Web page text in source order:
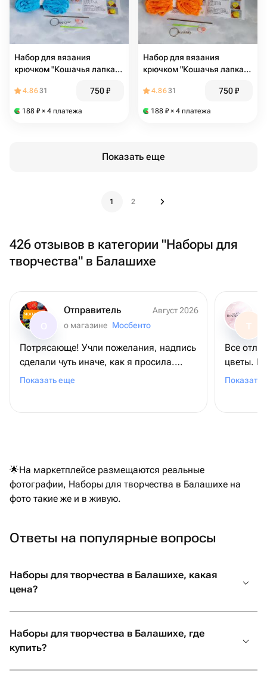
Набор для вязания
крючком "Кошачья лапка",
4.8631 750₽
188 ₽ × 4 платежа
Набор для вязания
крючком "Кошачья лапка",
4.8631 750₽
188 ₽ × 4 платежа
Показать еще
1 2
426 отзывов в категории "Наборы для
творчества" в Балашихе
Отправитель
Август 2026
о магазине Мосбенто
Потрясающе! Учли пожелания, надпись
сделали чуть иначе, как я просила.
Учитывая что заказывала ночью, а
Показать еще
Т
Все
цветы.
Показать
🌟На маркетплейсе размещаются реальные
фотографии, Наборы для творчества в Балашихе на
фото такие же и в живую.
Ответы на популярные вопросы
Наборы для творчества в Балашихе, какая
цена?
Наборы для творчества в Балашихе, где
купить?